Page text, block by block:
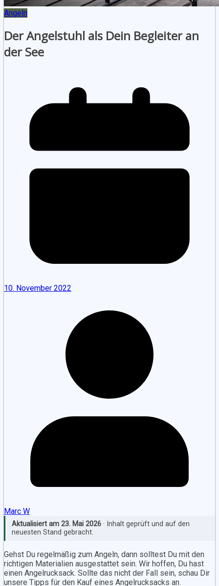
Angeln
Der Angelstuhl als Dein Begleiter an
der See
10. November 2022
Marc W
Aktualisiert am 23. Mai 2026· Inhalt geprüft und auf den
neuesten Stand gebracht.
Gehst Du regelmäßig zum Angeln, dann solltest Du mit den
richtigen Materialien ausgestattet sein. Wir hoffen, Du hast
einen Angelrucksack. Sollte das nicht der Fall sein, schau Dir
unsere Tipps für den Kauf eines Angelrucksacks an.